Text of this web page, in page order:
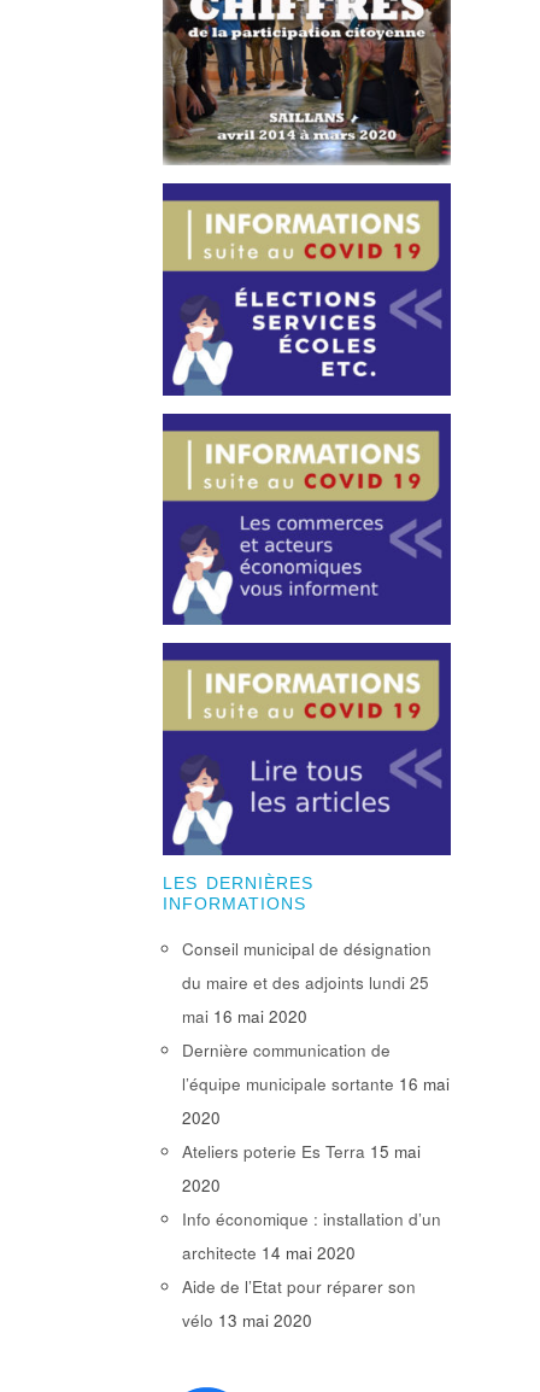
LES DERNIÈRES
INFORMATIONS
Conseil municipal de désignation
du maire et des adjoints lundi 25
mai 16 mai 2020
Dernière communication de
l’équipe municipale sortante 16 mai
2020
Ateliers poterie Es Terra 15 mai
2020
Info économique : installation d’un
architecte 14 mai 2020
Aide de l’Etat pour réparer son
vélo 13 mai 2020